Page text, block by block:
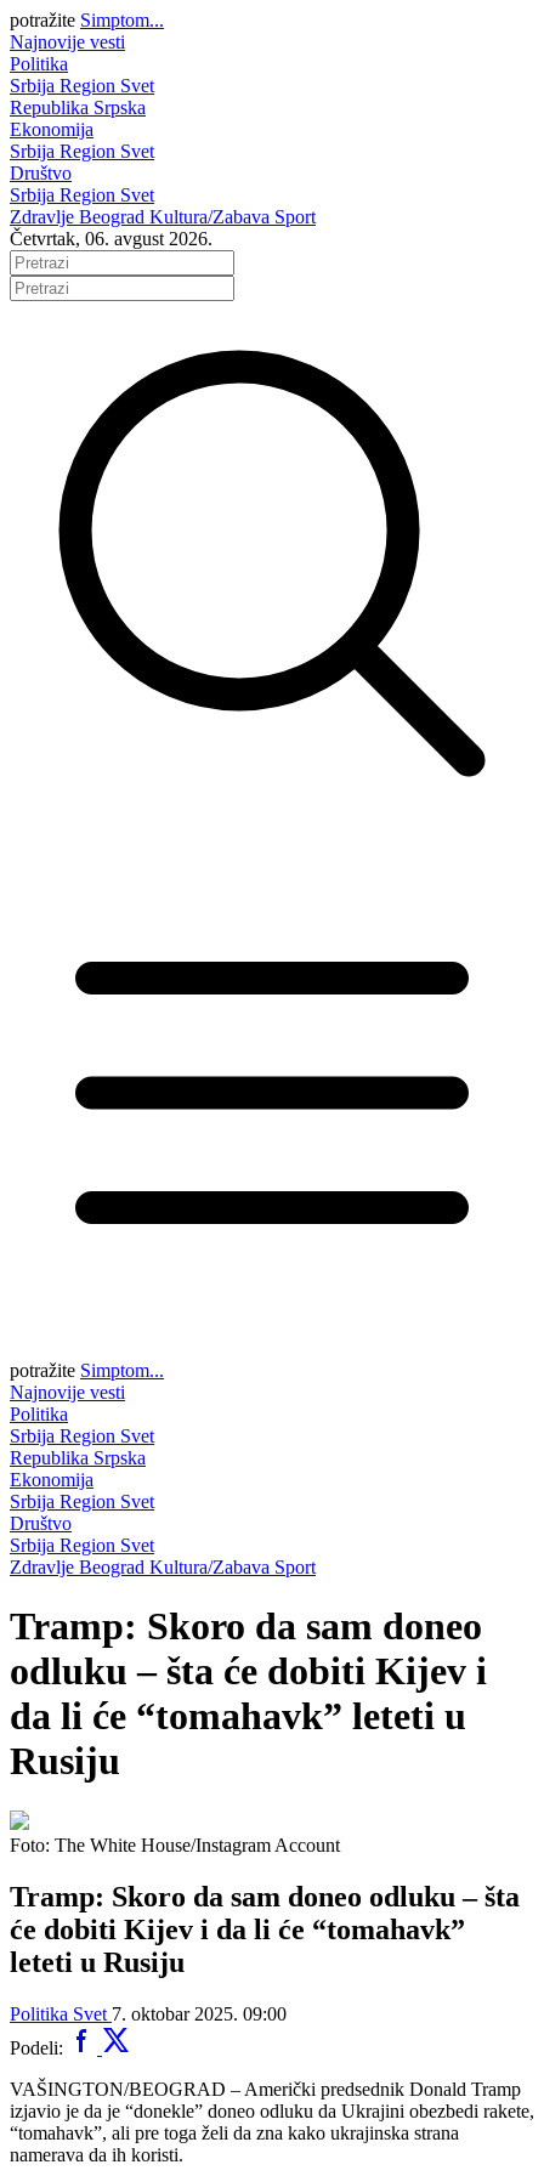
potražite Simptom...
Najnovije vesti
Politika
Srbija Region Svet
Republika Srpska
Ekonomija
Srbija Region Svet
Društvo
Srbija Region Svet
Zdravlje Beograd Kultura/Zabava Sport
Četvrtak, 06. avgust 2026.
potražite Simptom...
Najnovije vesti
Politika
Srbija Region Svet
Republika Srpska
Ekonomija
Srbija Region Svet
Društvo
Srbija Region Svet
Zdravlje Beograd Kultura/Zabava Sport
Tramp: Skoro da sam doneo
odluku – šta će dobiti Kijev i
da li će “tomahavk” leteti u
Rusiju
Foto: The White House/Instagram Account
Tramp: Skoro da sam doneo odluku – šta
će dobiti Kijev i da li će “tomahavk”
leteti u Rusiju
Politika Svet 7. oktobar 2025. 09:00
Podeli:
VAŠINGTON/BEOGRAD – Američki predsednik Donald Tramp
izjavio je da je “donekle” doneo odluku da Ukrajini obezbedi rakete,
“tomahavk”, ali pre toga želi da zna kako ukrajinska strana
namerava da ih koristi.